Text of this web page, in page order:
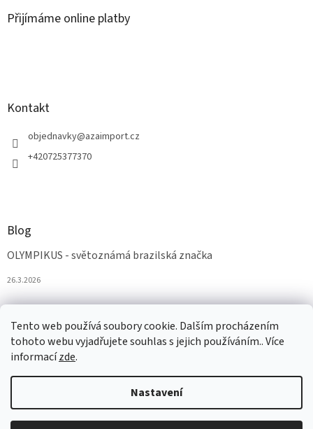
Tento web používá soubory cookie. Dalším procházením
tohoto webu vyjadřujete souhlas s jejich používáním.. Více
informacízde.
Nastavení
Přijímáme online platby
Kontakt
objednavky@azaimport.cz
+420725377370
Blog
OLYMPIKUS - světoznámá brazilská značka
26.3.2026
Vytvořil Shoptet